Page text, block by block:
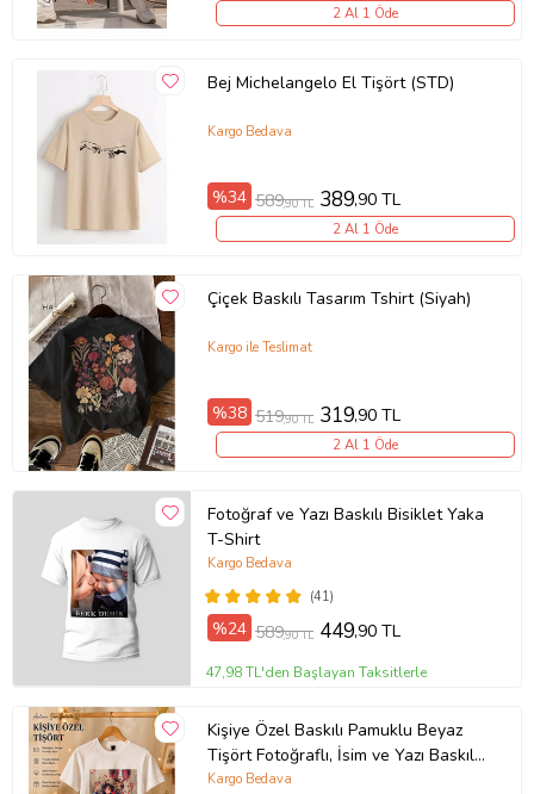
2 Al 1 Öde
Bej Michelangelo El Tişört (STD)
Kargo Bedava
%34 589,90 TL 389,90 TL
2 Al 1 Öde
Çiçek Baskılı Tasarım Tshirt (Siyah)
Kargo ile Teslimat
%38 519,90 TL 319,90 TL
2 Al 1 Öde
Fotoğraf ve Yazı Baskılı Bisiklet Yaka
T-Shirt
(41)
Kargo Bedava
%24 589,90 TL 449,90 TL
47,98 TL'den Başlayan Taksitlerle
Kişiye Özel Baskılı Pamuklu Beyaz
Tişört Fotoğraflı, İsim ve Yazı Baskılı
Unisex Bisiklet Yaka
Kargo Bedava